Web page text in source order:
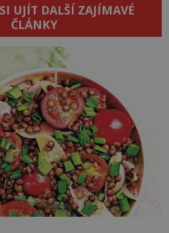
UJÍT DALŠÍ ZAJÍMAVÉ
ČLÁNKY